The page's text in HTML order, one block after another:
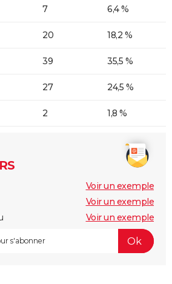
7 6,4 %
20 18,2 %
39 35,5 %
27 24,5 %
2 1,8 %
Voir un exemple
Voir un exemple
Voir un exemple